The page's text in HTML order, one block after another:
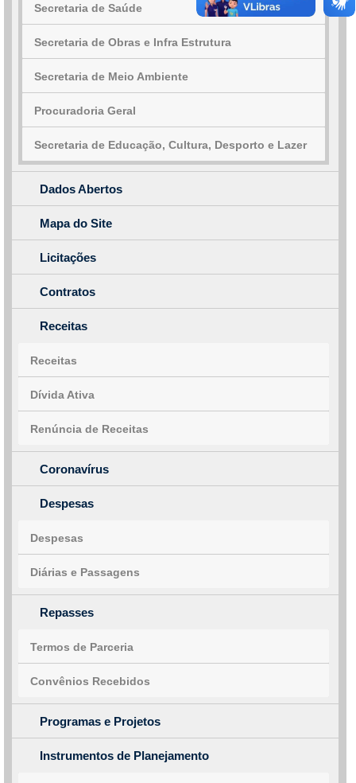
Secretaria de Saúde
Secretaria de Obras e Infra Estrutura
Secretaria de Meio Ambiente
Procuradoria Geral
Secretaria de Educação, Cultura, Desporto e Lazer
Dados Abertos
Mapa do Site
Licitações
Contratos
Receitas
Receitas
Dívida Ativa
Renúncia de Receitas
Coronavírus
Despesas
Despesas
Diárias e Passagens
Repasses
Termos de Parceria
Convênios Recebidos
Programas e Projetos
Instrumentos de Planejamento